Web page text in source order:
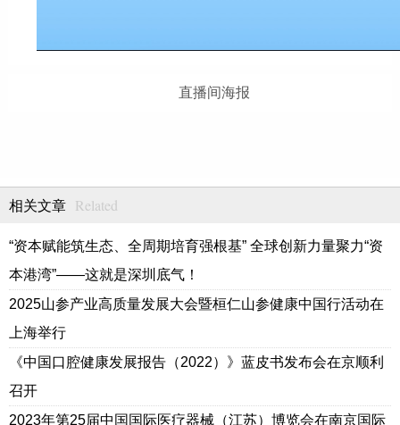
直播间海报
相关文章 Related
“资本赋能筑生态、全周期培育强根基” 全球创新力量聚力“资
本港湾”——这就是深圳底气！
2025山参产业高质量发展大会暨桓仁山参健康中国行活动在
上海举行
《中国口腔健康发展报告（2022）》蓝皮书发布会在京顺利
召开
2023年第25届中国国际医疗器械（江苏）博览会在南京国际